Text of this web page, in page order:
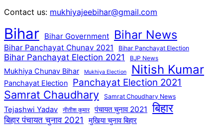
Contact us: mukhiyajeebihar@gmail.com
Bihar Bihar Government Bihar News
Bihar Panchayat Chunav 2021 Bihar Panchayat Election
Bihar Panchayat Election 2021 BJP News
Mukhiya Chunav Bihar Mukhiya Election Nitish Kumar
Panchayat Election Panchayat Election 2021
Samrat Chaudhary Samrat Choudhary News
Tejashwi Yadav नीतीश कुमार पंचायत चुनाव 2021 बिहार
बिहार पंचायत चुनाव 2021 मुखिया चुनाव बिहार